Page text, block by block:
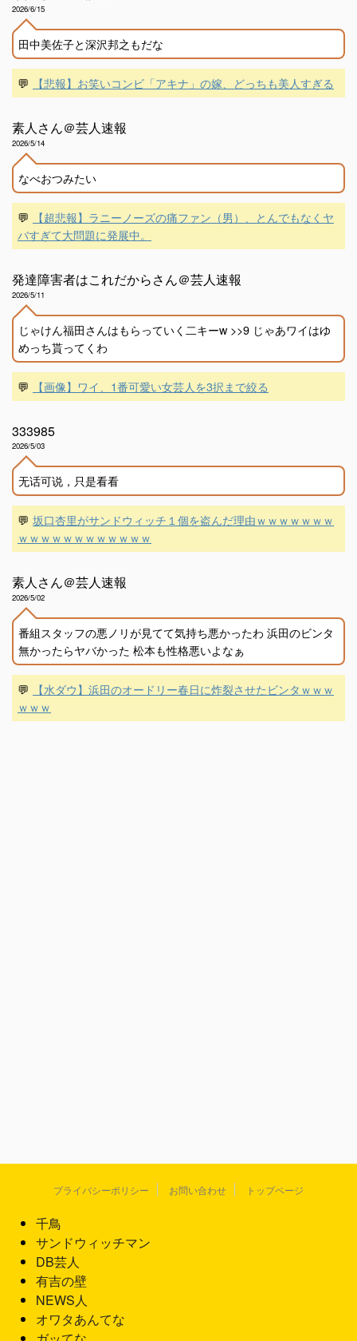
2026/6/15
田中美佐子と深沢邦之もだな
💬 【悲報】お笑いコンビ「アキナ」の嫁、どっちも美人すぎる
素人さん＠芸人速報
2026/5/14
なべおつみたい
💬
【超悲報】ラニーノーズの痛ファン（男）、とんでもなくヤ
バすぎて大問題に発展中。
発達障害者はこれだからさん＠芸人速報
2026/5/11
じゃけん福田さんはもらっていく二キーw >>9 じゃあワイはゆ
めっち貰ってくわ
💬 【画像】ワイ、1番可愛い女芸人を3択まで絞る
333985
2026/5/03
无话可说，只是看看
💬 坂口杏里がサンドウィッチ１個を盗んだ理由ｗｗｗｗｗｗｗ
ｗｗｗｗｗｗｗｗｗｗｗｗ
素人さん＠芸人速報
2026/5/02
番組スタッフの悪ノリが見てて気持ち悪かったわ 浜田のビンタ
無かったらヤバかった 松本も性格悪いよなぁ
💬
【水ダウ】浜田のオードリー春日に炸裂させたビンタｗｗｗ
ｗｗｗ
プライバシーポリシー お問い合わせ トップページ
千鳥
サンドウィッチマン
DB芸人
有吉の壁
NEWS人
オワタあんてな